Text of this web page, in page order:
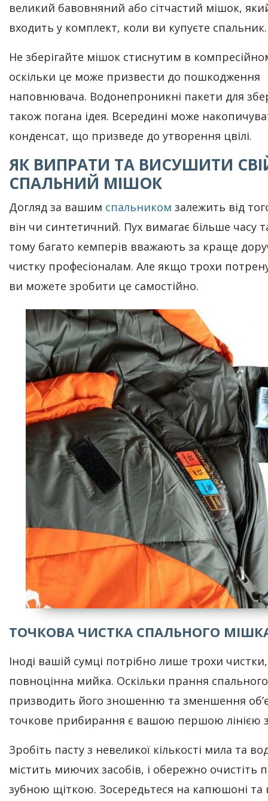
великий бавовняний або сітчастий мішок,
входить у комплект, коли ви купуєте
Не зберігайте мішок стиснутим в
оскільки це може призвести до пошкодження
наповнювача. Водонепроникні пакети для
також погана ідея. Всередині може
конденсат, що призведе до утворення цвілі.
ЯК ВИПРАТИ ТА ВИСУШИТИ
СПАЛЬНИЙ МІШОК
Догляд за вашим спальником залежить від
він чи синтетичний. Пух вимагає більше часу
тому багато кемперів вважають за краще
чистку професіоналам. Але якщо трохи
ви можете зробити це самостійно.
ТОЧКОВА ЧИСТКА СПАЛЬНОГО
Іноді вашій сумці потрібно лише трохи
повноцінна мийка. Оскільки прання
призводить його зношенню та зменшення
точкове прибирання є вашою першою лінією
Зробіть пасту з невеликої кількості мила та
містить миючих засобів, і обережно очистіть
зубною щіткою. Зосередьтеся на капюшоні та